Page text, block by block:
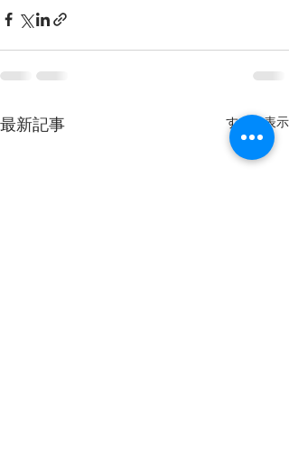
最新記事 すべて表示